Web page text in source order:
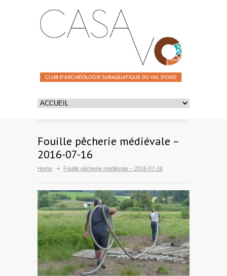
Fouille pêcherie médiévale –
2016-07-16
Home Fouille pêcherie médiévale – 2016-07-16